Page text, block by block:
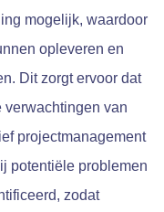
mogelijk, waardoor
opleveren en
Dit zorgt ervoor dat
verwachtingen van
projectmanagement
potentiële problemen
zodat